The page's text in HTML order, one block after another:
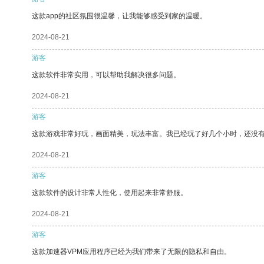
这款app的社区氛围很温馨，让我能够感受到家的温暖。
2024-08-21
游客
这款软件非常实用，可以帮助我解决很多问题。
2024-08-21
游客
这款游戏非常好玩，画面精美，玩法丰富。我已经玩了好几个小时，还没
2024-08-21
游客
这款软件的设计非常人性化，使用起来非常舒服。
2024-08-21
游客
这款加速器VPM应用程序已经为我们带来了无限的隐私和自由。